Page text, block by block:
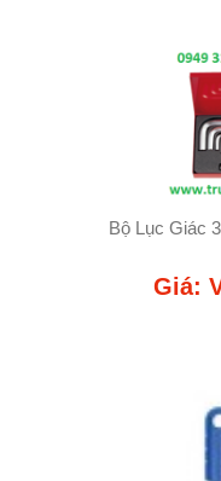
Bộ Lục Giác
Giá: